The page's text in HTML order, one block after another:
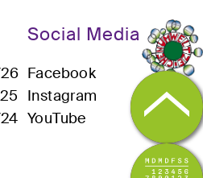
Social Media
Facebook
Instagram
YouTube